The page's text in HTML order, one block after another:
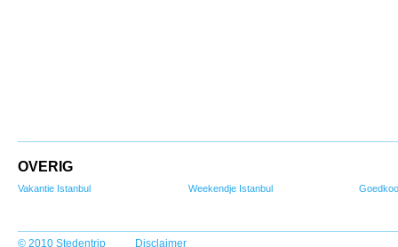
OVERIG
Vakantie Istanbul Weekendje Istanbul
© 2010 Stedentrip Disclaimer